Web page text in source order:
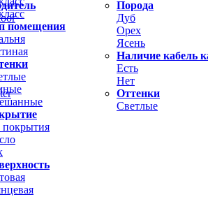
Порода
Дуб
Орех
Ясень
Наличие кабель
Есть
Нет
Оттенки
Светлые
помещения
покрытия